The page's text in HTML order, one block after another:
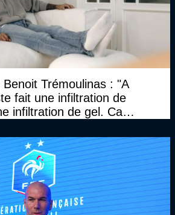
Trémoulinas : "A
fait une infiltration de
infiltration de gel. Ca